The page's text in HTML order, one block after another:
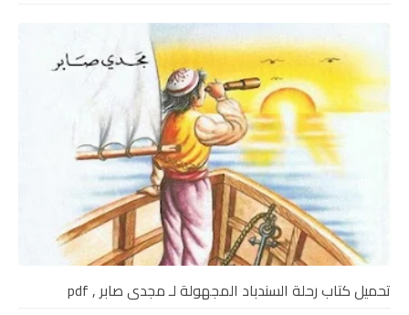
تحميل كتاب رحلة السندباد المجهولة لـ مجدى صابر , pdf